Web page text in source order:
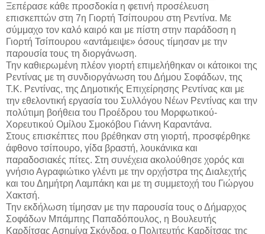
Ξεπέρασε κάθε προσδοκία η φετινή προσέλευση
επισκεπτών στη 7η Γιορτή Τσίπουρου στη Ρεντίνα. Με
σύμμαχο τον καλό καιρό και με πίστη στην παράδοση η
Γιορτή Τσίπουρου «αντάμειψε» όσους τίμησαν με την
παρουσία τους τη διοργάνωση.
Την καθιερωμένη πλέον γιορτή επιμελήθηκαν οι κάτοικοι της
Ρεντίνας με τη συνδιοργάνωση του Δήμου Σοφάδων, της
Τ.Κ. Ρεντίνας, της Δημοτικής Επιχείρησης Ρεντίνας και με
την εθελοντική εργασία του Συλλόγου Νέων Ρεντίνας και την
πολύτιμη βοήθεια του Προέδρου του Μορφωτικού-
Χορευτικού Ομίλου Σμοκόβου Γιάννη Καραντάνα.
Στους επισκέπτες που βρέθηκαν στη γιορτή, προσφέρθηκε
άφθονο τσίπουρο, γίδα βραστή, λουκάνικα και
παραδοσιακές πίτες. Στη συνέχεια ακολούθησε χορός και
γνήσιο Αγραφιώτικο γλέντι με την ορχήστρα της Διαλεχτής
και του Δημήτρη Λαμπάκη και με τη συμμετοχή του Γιώργου
Χακτσή.
Την εκδήλωση τίμησαν με την παρουσία τους ο Δήμαρχος
Σοφάδων Μπάμπης Παπαδόπουλος, η Βουλευτής
Καρδίτσας Ασημίνα Σκόνδρα, ο Πολιτευτής Καρδίτσας της